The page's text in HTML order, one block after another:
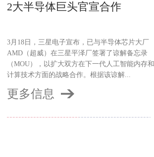
2大半导体巨头官宣合作
3月18日，三星电子宣布，已与半导体芯片大厂
AMD（超威）在三星平泽厂签署了谅解备忘录
（MOU），以扩大双方在下一代人工智能内存和
计算技术方面的战略合作。根据该谅解...
更多信息